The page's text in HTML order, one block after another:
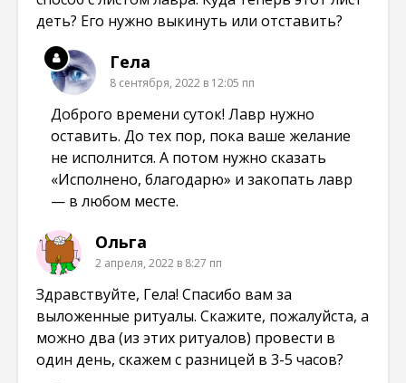
деть? Его нужно выкинуть или отставить?
Гела
8 сентября, 2022 в 12:05 пп
Доброго времени суток! Лавр нужно
оставить. До тех пор, пока ваше желание
не исполнится. А потом нужно сказать
«Исполнено, благодарю» и закопать лавр
— в любом месте.
Ольга
2 апреля, 2022 в 8:27 пп
Здравствуйте, Гела! Спасибо вам за
выложенные ритуалы. Скажите, пожалуйста, а
можно два (из этих ритуалов) провести в
один день, скажем с разницей в 3-5 часов?